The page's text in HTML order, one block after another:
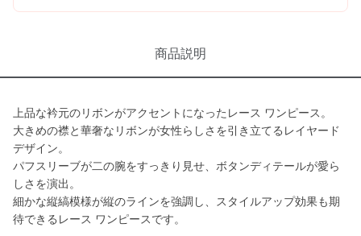
商品説明
上品な衿元のリボンがアクセントになったレース ワンピース。
大きめの襟と華奢なリボンが女性らしさを引き立てるレイヤード
デザイン。
パフスリーブが二の腕をすっきり見せ、ボタンディテールが愛ら
しさを演出。
細かな縦縞模様が縦のラインを強調し、スタイルアップ効果も期
待できるレース ワンピースです。